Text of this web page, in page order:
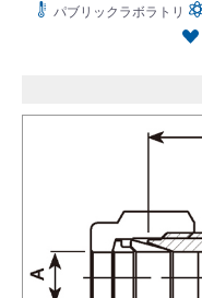
パブリックラボラトリ